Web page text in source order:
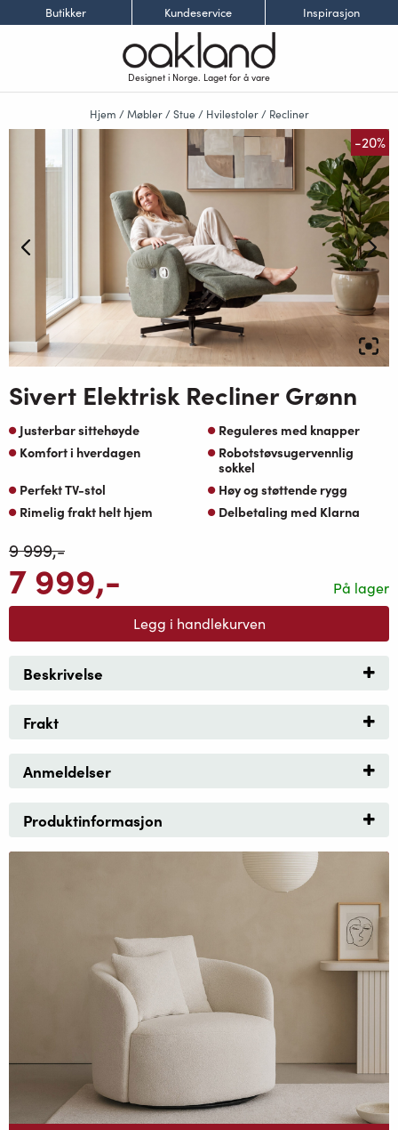
Butikker Kundeservice Inspirasjon
Designet i Norge. Laget for å vare
Hjem /Møbler/Stue/ Hvilestoler/ Recliner
-20%
Sivert Elektrisk Recliner Grønn
Justerbar sittehøyde
Reguleres med knapper
Komfort i hverdagen
Robotstøvsugervennlig
sokkel
Perfekt TV-stol
Høy og støttende rygg
Rimelig frakt helt hjem
Delbetaling med Klarna
På lager
9 999,-
7 999,-
Legg i handlekurven
Beskrivelse
Frakt
Anmeldelser
Produktinformasjon